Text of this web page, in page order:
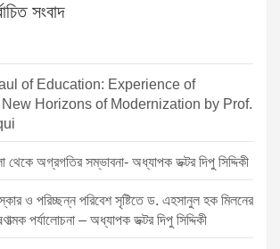
সংবাদ
of Education: Experience of
Horizons of Modernization by Prof.
থেকে অগ্রগতির সম্ভাবনা- অধ্যাপক ডক্টর দিপু সিদ্দিকী
ও পরিচ্ছন্ন পরিবেশ সৃষ্টিতে ড. এহসানুল হক মিলনের
পর্যালোচনা – অধ্যাপক ডক্টর দিপু সিদ্দিকী